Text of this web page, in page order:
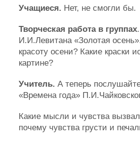
Учащиеся. Нет, не смогли бы.
Творческая работа в группах
И.И.Левитана «Золотая
красоту осени? Какие краски
картине?
Учитель. А теперь
«Времена года»
Какие мысли и чувства
почему чувства грусти и